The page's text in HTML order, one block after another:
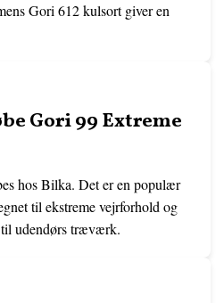
Gori 612 kulsort giver en
Gori 99 Extreme
hos Bilka. Det er en populær
til ekstreme vejrforhold og
udendørs træværk.